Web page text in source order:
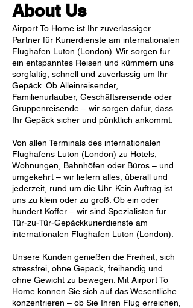
About Us
Airport To Home ist Ihr zuverlässiger
Partner für Kurierdienste am internationalen
Flughafen Luton (London). Wir sorgen für
ein entspanntes Reisen und kümmern uns
sorgfältig, schnell und zuverlässig um Ihr
Gepäck. Ob Alleinreisender,
Familienurlauber, Geschäftsreisende oder
Gruppenreisende – wir sorgen dafür, dass
Ihr Gepäck sicher und pünktlich ankommt.
Von allen Terminals des internationalen
Flughafens Luton (London) zu Hotels,
Wohnungen, Bahnhöfen oder Büros – und
umgekehrt – wir liefern alles, überall und
jederzeit, rund um die Uhr. Kein Auftrag ist
uns zu klein oder zu groß. Ob ein oder
hundert Koffer – wir sind Spezialisten für
Tür-zu-Tür-Gepäckkurierdienste am
internationalen Flughafen Luton (London).
Unsere Kunden genießen die Freiheit, sich
stressfrei, ohne Gepäck, freihändig und
ohne Gewicht zu bewegen. Mit Airport To
Home können Sie sich auf das Wesentliche
konzentrieren – ob Sie Ihren Flug erreichen,